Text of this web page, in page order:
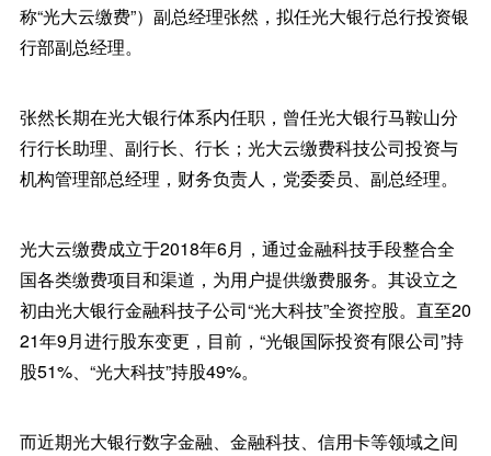
称“光大云缴费”）副总经理张然，拟任光大银行总行投资银
行部副总经理。
张然长期在光大银行体系内任职，曾任光大银行马鞍山分
行行长助理、副行长、行长；光大云缴费科技公司投资与
机构管理部总经理，财务负责人，党委委员、副总经理。
光大云缴费成立于2018年6月，通过金融科技手段整合全
国各类缴费项目和渠道，为用户提供缴费服务。其设立之
初由光大银行金融科技子公司“光大科技”全资控股。直至20
21年9月进行股东变更，目前，“光银国际投资有限公司”持
股51%、“光大科技”持股49%。
而近期光大银行数字金融、金融科技、信用卡等领域之间